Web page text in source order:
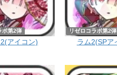
ボ第2弾
アイコン)
リゼロコラボ第2弾
ラム2(SPア